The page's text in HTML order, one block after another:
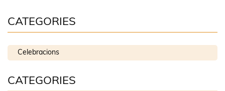
CATEGORIES
Celebracions
CATEGORIES